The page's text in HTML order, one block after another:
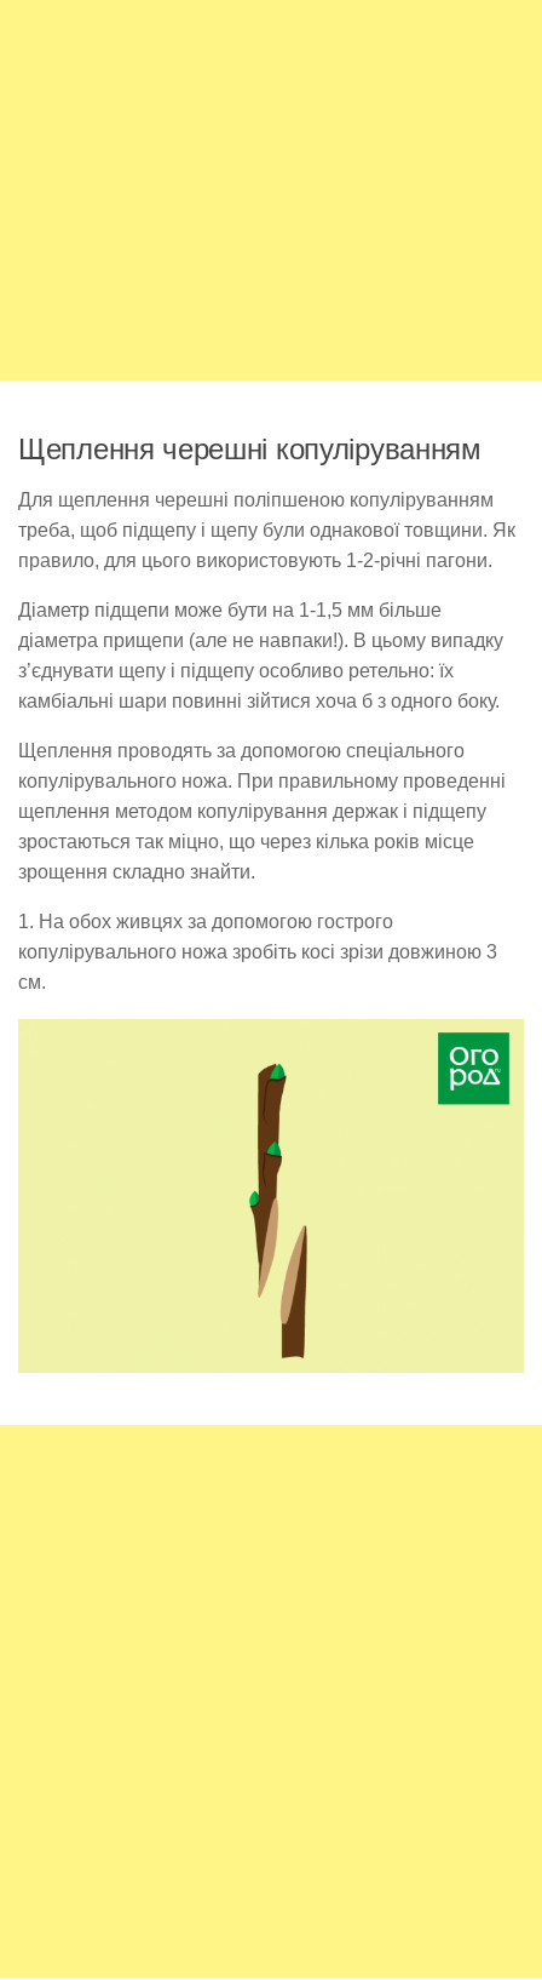
Щеплення черешні копуліруванням
Для щеплення черешні поліпшеною копуліруванням
треба, щоб підщепу і щепу були однакової товщини. Як
правило, для цього використовують 1-2-річні пагони.
Діаметр підщепи може бути на 1-1,5 мм більше
діаметра прищепи (але не навпаки!). В цьому випадку
з’єднувати щепу і підщепу особливо ретельно: їх
камбіальні шари повинні зійтися хоча б з одного боку.
Щеплення проводять за допомогою спеціального
копулірувального ножа. При правильному проведенні
щеплення методом копулірування держак і підщепу
зростаються так міцно, що через кілька років місце
зрощення складно знайти.
1. На обох живцях за допомогою гострого
копулірувального ножа зробіть косі зрізи довжиною 3
см.